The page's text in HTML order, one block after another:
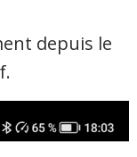
depuis le